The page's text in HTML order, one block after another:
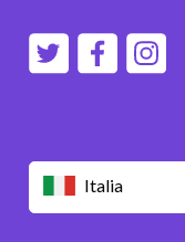
Italia